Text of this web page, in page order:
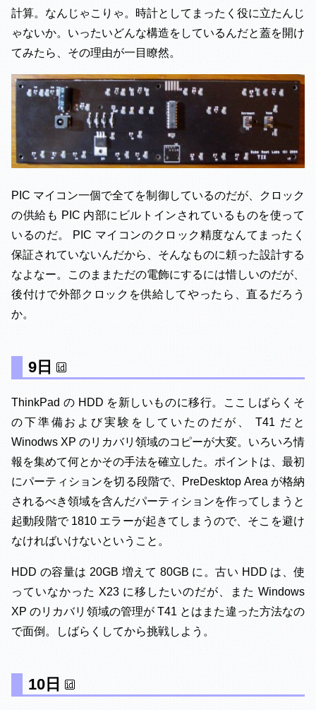
計算。なんじゃこりゃ。時計としてまったく役に立たんじ
ゃないか。いったいどんな構造をしているんだと蓋を開け
てみたら、その理由が一目瞭然。
PIC マイコン一個で全てを制御しているのだが、クロック
の供給も PIC 内部にビルトインされているものを使って
いるのだ。 PIC マイコンのクロック精度なんてまったく
保証されていないんだから、そんなものに頼った設計する
なよなー。このままただの電飾にするには惜しいのだが、
後付けで外部クロックを供給してやったら、直るだろう
か。
9日
ThinkPad の HDD を新しいものに移行。ここしばらくそ
の下準備および実験をしていたのだが、 T41 だと
Winodws XP のリカバリ領域のコピーが大変。いろいろ情
報を集めて何とかその手法を確立した。ポイントは、最初
にパーティションを切る段階で、PreDesktop Area が格納
されるべき領域を含んだパーティションを作ってしまうと
起動段階で 1810 エラーが起きてしまうので、そこを避け
なければいけないということ。
HDD の容量は 20GB 増えて 80GB に。古い HDD は、使
っていなかった X23 に移したいのだが、また Windows
XP のリカバリ領域の管理が T41 とはまた違った方法なの
で面倒。しばらくしてから挑戦しよう。
10日